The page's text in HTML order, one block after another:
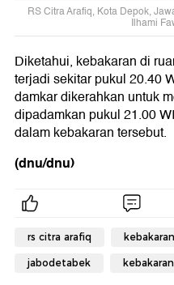
RS Citra Arafiq, Kota Depok,
Ilhami
Diketahui, kebakaran di
terjadi sekitar pukul 20.40
damkar dikerahkan untuk
dipadamkan pukul 21.00
dalam kebakaran tersebut.
(dnu/dnu)
rs citra arafiq kebakaran
jabodetabek